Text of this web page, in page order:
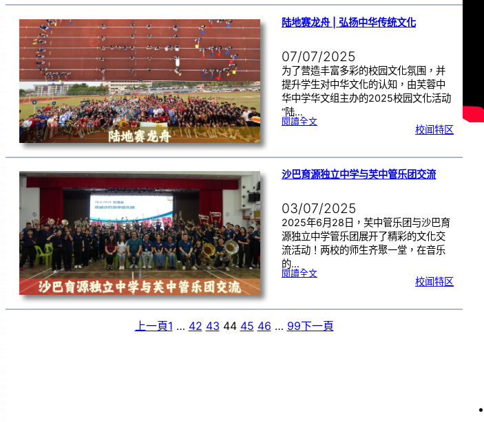
陆地赛龙舟 | 弘扬中华传统文化
07/07/2025
为了营造丰富多彩的校园文化氛围，并
提升学生对中华文化的认知，由芙蓉中
华中学华文组主办的2025校园文化活动
“陆…
閱讀全文:陆
扬
华
传
统
文
校闻特区
沙巴育源独立中学与芙中管乐团交流
03/07/2025
2025年6月28日，芙中管乐团与沙巴育
源独立中学管乐团展开了精彩的文化交
流活动！两校的师生齐聚一堂，在音乐
的…
閱讀全文:沙
学
芙
中
管
校闻特区
上一頁1 … 42 43 44 45 46 … 99下一頁